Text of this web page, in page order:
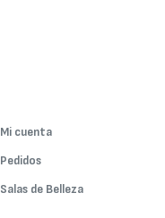
Mi cuenta
Pedidos
Salas de Belleza